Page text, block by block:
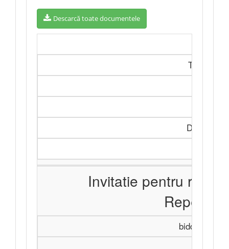
Descarcă toate documentele
Tip
Data
Invitatie pentru